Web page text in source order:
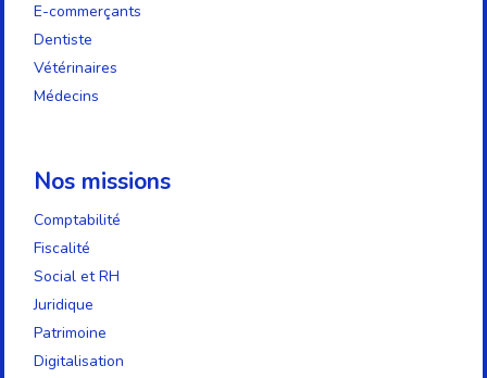
E-commerçants
Dentiste
Vétérinaires
Médecins
Nos missions
Comptabilité
Fiscalité
Social et RH
Juridique
Patrimoine
Digitalisation